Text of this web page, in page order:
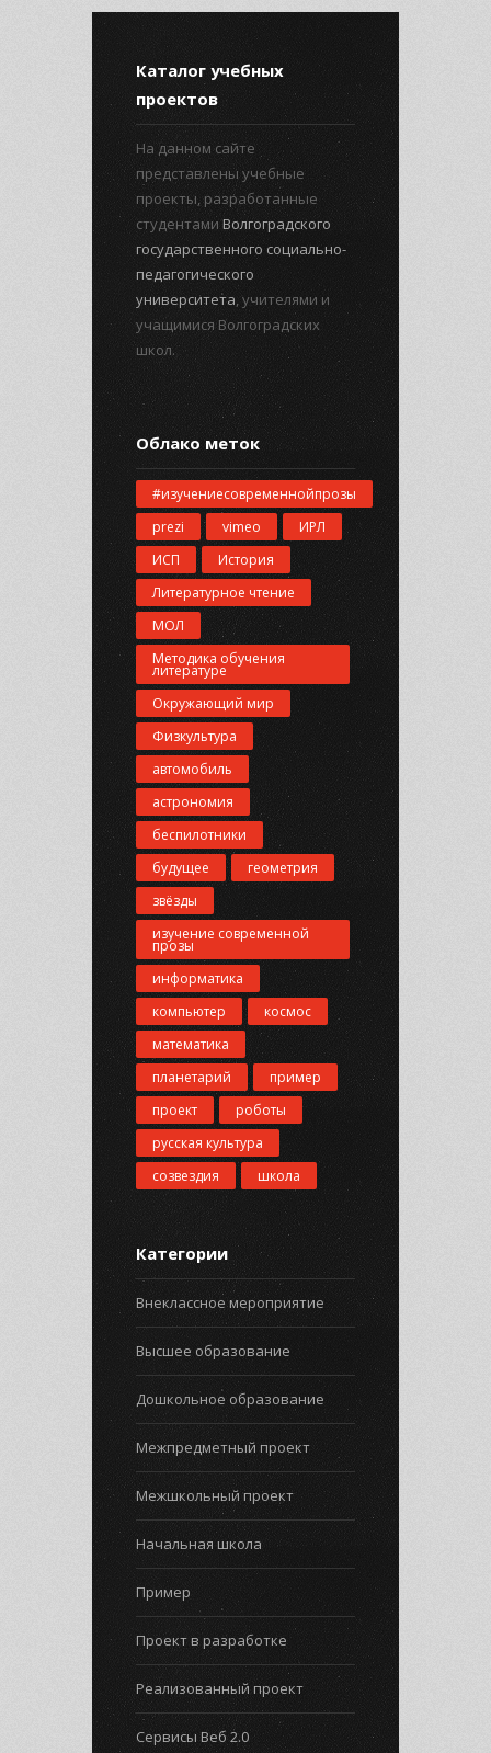
Каталог учебных
проектов
На данном сайте
представлены учебные
проекты, разработанные
студентами Волгоградского
государственного социально-
педагогического
университета, учителями и
учащимися Волгоградских
школ.
Облако меток
#изучениесовременнойпрозы
prezi
vimeo
ИРЛ
ИСП
История
Литературное чтение
МОЛ
Методика обучения
литературе
Окружающий мир
Физкультура
автомобиль
астрономия
беспилотники
будущее
геометрия
звёзды
изучение современной
прозы
информатика
компьютер
космос
математика
планетарий
пример
проект
роботы
русская культура
созвездия
школа
Категории
Внеклассное мероприятие
Высшее образование
Дошкольное образование
Межпредметный проект
Межшкольный проект
Начальная школа
Пример
Проект в разработке
Реализованный проект
Сервисы Веб 2.0